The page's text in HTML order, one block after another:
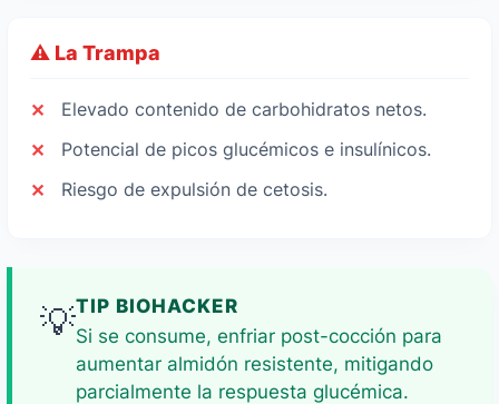
⚠️ La Trampa
Elevado contenido de carbohidratos netos.
Potencial de picos glucémicos e insulínicos.
Riesgo de expulsión de cetosis.
💡TIP BIOHACKER
Si se consume, enfriar post-cocción para
aumentar almidón resistente, mitigando
parcialmente la respuesta glucémica.